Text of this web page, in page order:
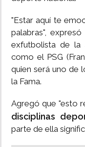
"Estar aquí te
palabras",
exfutbolista de la
como el PSG
quien será uno de
la Fama.
Agregó que "esto
disciplinas
parte de ella